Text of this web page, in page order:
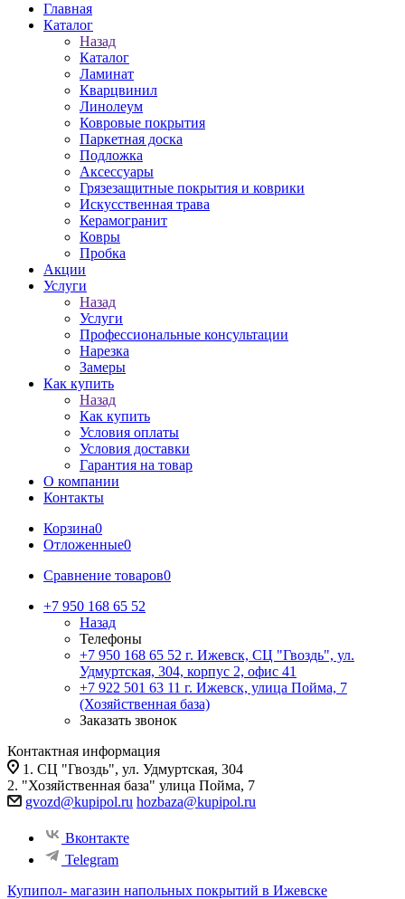
Главная
Каталог
Назад
Каталог
Ламинат
Кварцвинил
Линолеум
Ковровые покрытия
Паркетная доска
Подложка
Аксессуары
Грязезащитные покрытия и коврики
Искусственная трава
Керамогранит
Ковры
Пробка
Акции
Услуги
Назад
Услуги
Профессиональные консультации
Нарезка
Замеры
Как купить
Назад
Как купить
Условия оплаты
Условия доставки
Гарантия на товар
О компании
Контакты
Корзина0
Отложенные0
Сравнение товаров0
+7 950 168 65 52
Назад
Телефоны
+7 950 168 65 52 г. Ижевск, СЦ "Гвоздь", ул.
Удмуртская, 304, корпус 2, офис 41
+7 922 501 63 11 г. Ижевск, улица Пойма, 7
(Хозяйственная база)
Заказать звонок
Контактная информация
1. СЦ "Гвоздь", ул. Удмуртская, 304
2. "Хозяйственная база" улица Пойма, 7
gvozd@kupipol.ru hozbaza@kupipol.ru
Вконтакте
Telegram
Купипол- магазин напольных покрытий в Ижевске